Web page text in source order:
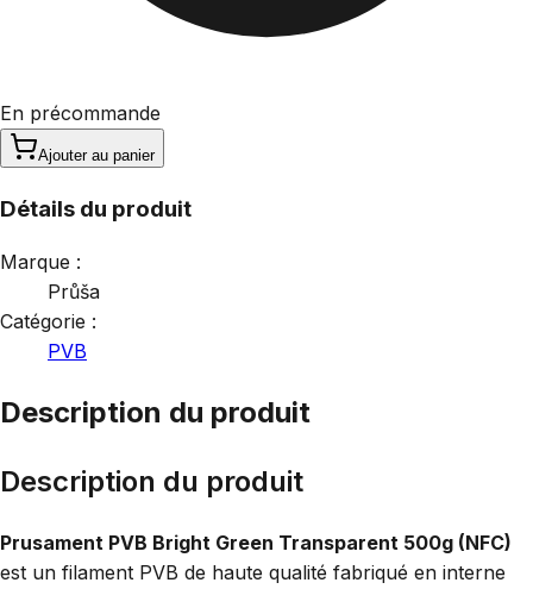
En précommande
Ajouter au panier
Détails du produit
Marque :
Průša
Catégorie :
PVB
Description du produit
Description du produit
Prusament PVB Bright Green Transparent 500g (NFC)
est un filament PVB de haute qualité fabriqué en interne